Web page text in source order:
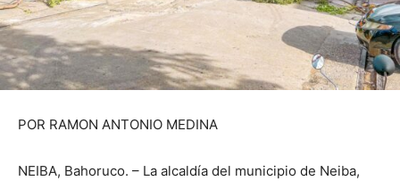
POR RAMON ANTONIO MEDINA
NEIBA, Bahoruco. – La alcaldía del municipio de Neiba,